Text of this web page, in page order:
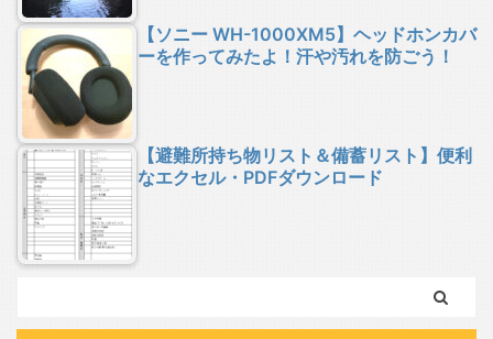
【ソニー WH-1000XM5】ヘッドホンカバ
ーを作ってみたよ！汗や汚れを防ごう！
【避難所持ち物リスト＆備蓄リスト】便利
なエクセル・PDFダウンロード